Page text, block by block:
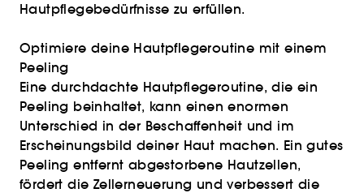
Hautpflegebedürfnisse zu erfüllen.
Optimiere deine Hautpflegeroutine mit einem
Peeling
Eine durchdachte Hautpflegeroutine, die ein
Peeling beinhaltet, kann einen enormen
Unterschied in der Beschaffenheit und im
Erscheinungsbild deiner Haut machen. Ein gutes
Peeling entfernt abgestorbene Hautzellen,
fördert die Zellerneuerung und verbessert die